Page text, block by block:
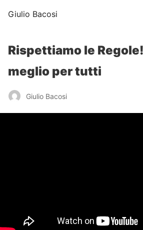
Giulio Bacosi
Rispettiamo le
meglio per tutti
Giulio Bacosi